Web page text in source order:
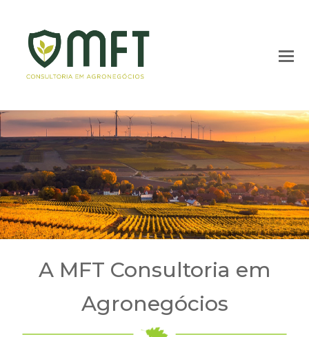
A MFT Consultoria em
Agronegócios